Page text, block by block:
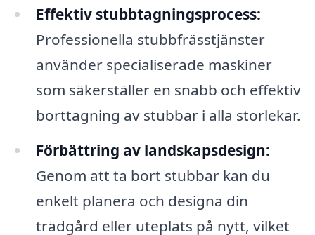
Effektiv stubbtagningsprocess:
Professionella stubbfrässtjänster
använder specialiserade maskiner
som säkerställer en snabb och effektiv
borttagning av stubbar i alla storlekar.
Förbättring av landskapsdesign:
Genom att ta bort stubbar kan du
enkelt planera och designa din
trädgård eller uteplats på nytt, vilket